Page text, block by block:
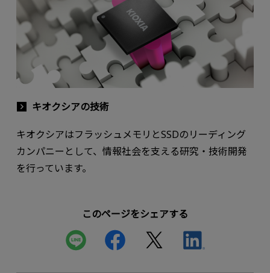
キオクシアの技術
キオクシアはフラッシュメモリとSSDのリーディング
カンパニーとして、情報社会を支える研究・技術開発
を行っています。
このページをシェアする